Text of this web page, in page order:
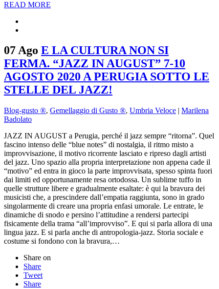
READ MORE
07 Ago E LA CULTURA NON SI
FERMA. “JAZZ IN AUGUST” 7-10
AGOSTO 2020 A PERUGIA SOTTO LE
STELLE DEL JAZZ!
Blog-gusto ®, Gemellaggio di Gusto ®, Umbria Veloce | Marilena
Badolato
JAZZ IN AUGUST a Perugia, perché il jazz sempre “ritorna”. Quel
fascino intenso delle “blue notes” di nostalgia, il ritmo misto a
improvvisazione, il motivo ricorrente lasciato e ripreso dagli artisti
del jazz. Uno spazio alla propria interpretazione non appena cade il
“motivo” ed entra in gioco la parte improvvisata, spesso spinta fuori
dai limiti ed opportunamente resa ortodossa. Un sublime tuffo in
quelle strutture libere e gradualmente esaltate: è qui la bravura dei
musicisti che, a prescindere dall’empatia raggiunta, sono in grado
singolarmente di creare una propria enfasi umorale. Le entrate, le
dinamiche di snodo e persino l’attitudine a rendersi partecipi
fisicamente della trama “all’improvviso”. E qui si parla allora di una
lingua jazz. E si parla anche di antropologia-jazz. Storia sociale e
costume si fondono con la bravura,…
Share on
Share
Tweet
Share